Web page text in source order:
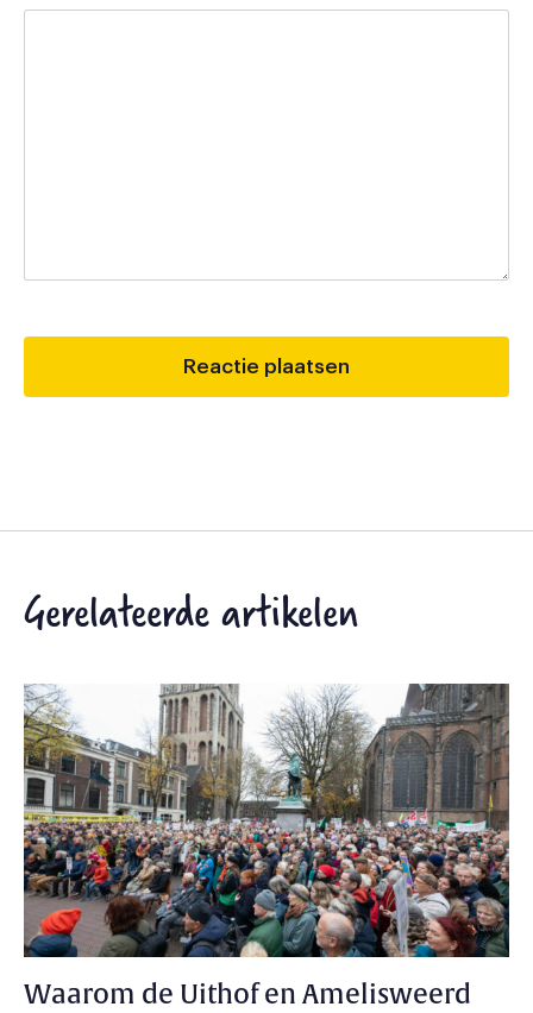
Gerelateerde artikelen
Waarom de Uithof en Amelisweerd